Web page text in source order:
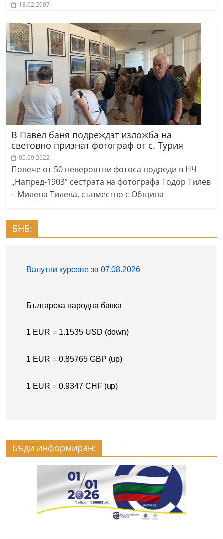
18.02.2007
В Павел баня подреждат изложба на
световно признат фотограф от с. Турия
05.09.2022
Повече от 50 невероятни фотоса подреди в НЧ
„Напред-1903” сестрата на фотографа Тодор Тилев
– Милена Тилева, съвместно с Община
БНБ:
Бъди информиран: